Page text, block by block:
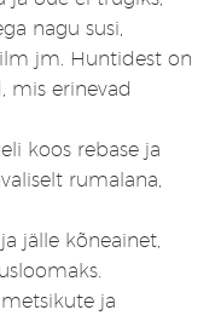
nagu susi,
jm. Huntidest on
mis erinevad
koos rebase ja
rumalana,
jälle kõneainet,
ja